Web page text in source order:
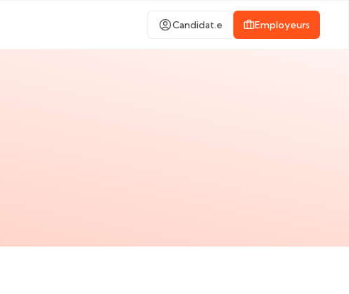
Candidat.e Employeurs